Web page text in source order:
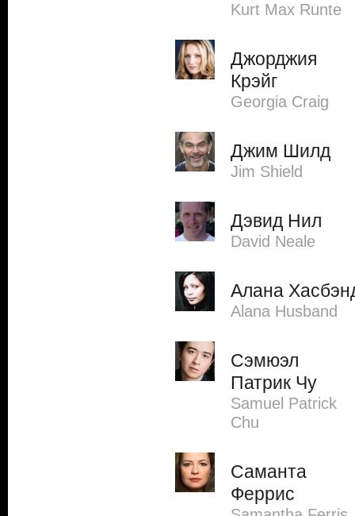
Kurt Max Runte
Джорджия
Крэйг
Georgia Craig
Джим Шилд
Jim Shield
Дэвид Нил
David Neale
Алана
Alana Husband
Сэмюэл
Патрик Чу
Samuel Patrick
Chu
Саманта
Феррис